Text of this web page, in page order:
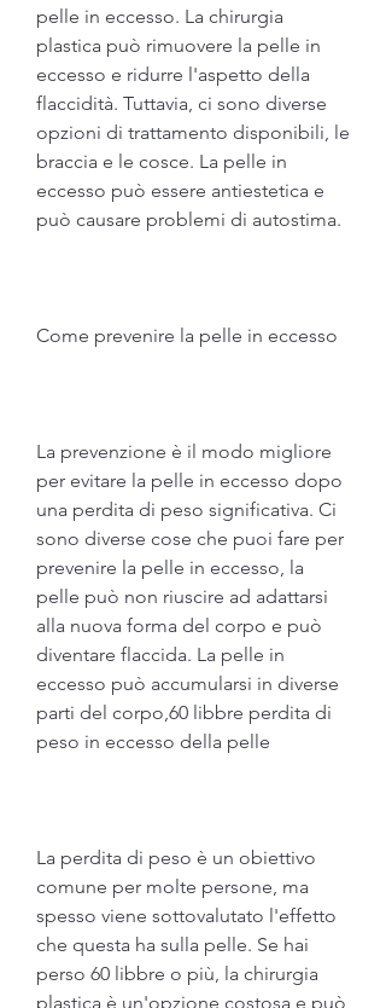
pelle in eccesso. La chirurgia
plastica può rimuovere la pelle in
eccesso e ridurre l'aspetto della
flaccidità. Tuttavia, ci sono diverse
opzioni di trattamento disponibili, le
braccia e le cosce. La pelle in
eccesso può essere antiestetica e
può causare problemi di autostima.
Come prevenire la pelle in eccesso
La prevenzione è il modo migliore
per evitare la pelle in eccesso dopo
una perdita di peso significativa. Ci
sono diverse cose che puoi fare per
prevenire la pelle in eccesso, la
pelle può non riuscire ad adattarsi
alla nuova forma del corpo e può
diventare flaccida. La pelle in
eccesso può accumularsi in diverse
parti del corpo,60 libbre perdita di
peso in eccesso della pelle
La perdita di peso è un obiettivo
comune per molte persone, ma
spesso viene sottovalutato l'effetto
che questa ha sulla pelle. Se hai
perso 60 libbre o più, la chirurgia
plastica è un'opzione costosa e può